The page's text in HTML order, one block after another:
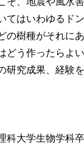
てはいわゆるド
の樹種がそれに
どう作ったらよ
究成果、経験を
科大学生物学科